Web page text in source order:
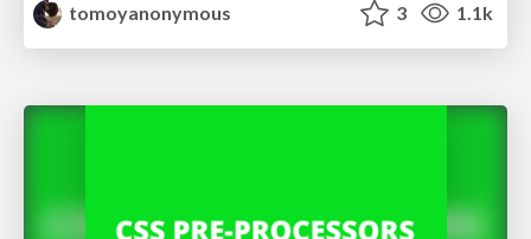
tomoyanonymous
3 1.1k